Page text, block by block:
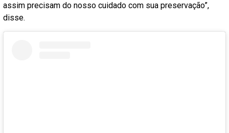
assim precisam do nosso cuidado com sua preservação”,
disse.